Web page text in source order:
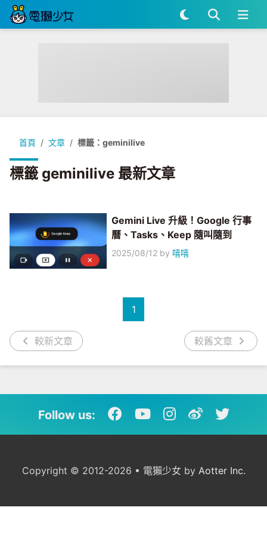
首頁 文章 標籤：geminilive
標籤 geminilive 最新文章
Gemini Live 升級！Google 行事
曆、Tasks、Keep 隨叫隨到
2025/08/12 by 嘻嘻
較新文章
1
較舊文章
Follow us:
Copyright © 2012-2026 • 電獺少女 by Aotter Inc.